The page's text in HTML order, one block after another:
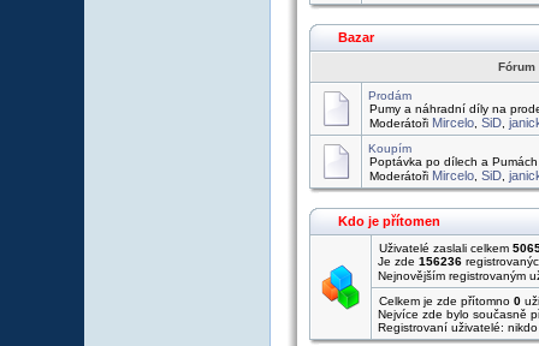
Bazar
Fórum
Prodám
Pumy a náhradní díly na
Moderátoři Mircelo SiD
Koupím
Poptávka po dílech a Pumách
Moderátoři Mircelo SiD
Kdo je přítomen
Uživatelé zaslali celkem
Je zde 156236
Nejnovějším registrovaným
Celkem je zde přítomno 0
Nejvíce zde bylo současně
Registrovaní uživatelé: